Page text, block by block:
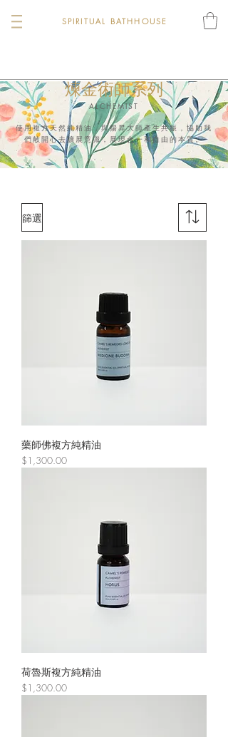
SPIRITUAL BATHHOUSE
煉金術師系列
ALCHEMIST
使用複方天然純精油，與揚昇大師產生共振，協助我
們敞開心去擴展意識，展現合一和自由的本質。
篩選
藥師佛複方純精油
價格
$1,300.00
荷魯斯複方純精油
價格
$1,300.00